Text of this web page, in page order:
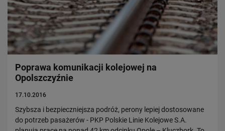
Poprawa komunikacji kolejowej na
Opolszczyźnie
17.10.2016
Szybsza i bezpieczniejsza podróż, perony lepiej dostosowane
do potrzeb pasażerów - PKP Polskie Linie Kolejowe S.A.